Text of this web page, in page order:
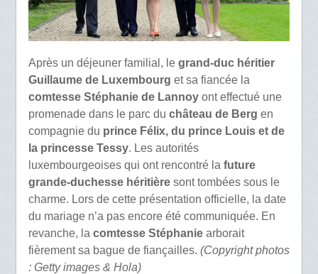
Après un déjeuner familial, le grand-duc héritier
Guillaume de Luxembourg et sa fiancée la
comtesse Stéphanie de Lannoyont effectué une
promenade dans le parc du château de Berg en
compagnie du prince Félix, du prince Louis et de
la princesse Tessy. Les autorités
luxembourgeoises qui ont rencontré la future
grande-duchesse héritièresont tombées sous le
charme. Lors de cette présentation officielle, la date
du mariage n’a pas encore été communiquée. En
revanche, la comtesse Stéphaniearborait
fièrement sa bague de fiançailles. (Copyright photos
: Getty images & Hola)